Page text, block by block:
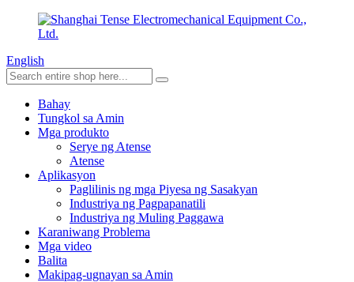
English
Bahay
Tungkol sa Amin
Mga produkto
Serye ng Atense
Atense
Aplikasyon
Paglilinis ng mga Piyesa ng Sasakyan
Industriya ng Pagpapanatili
Industriya ng Muling Paggawa
Karaniwang Problema
Mga video
Balita
Makipag-ugnayan sa Amin